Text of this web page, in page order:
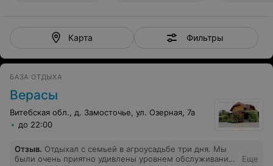
Карта Фильтры
БАЗА ОТДЫХА
Верасы
Витебская обл., д. Замосточье, ул. Озерная, 7а
до 22:00
Отзыв. Отдыхал с семьей в агроусадьбе три дня. Мы
были очень приятно удивлены уровнем обслуживания
Еще